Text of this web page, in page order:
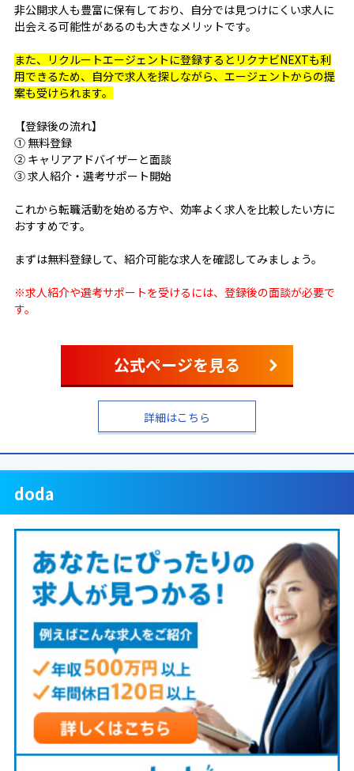
公式ページを見る
詳細はこちら
非公開求人も豊富に保有しており、自分では見つけにくい求人に
出会える可能性があるのも大きなメリットです。
また、リクルートエージェントに登録するとリクナビNEXTも利
用できるため、自分で求人を探しながら、エージェントからの提
案も受けられます。
【登録後の流れ】
① 無料登録
② キャリアアドバイザーと面談
③ 求人紹介・選考サポート開始
これから転職活動を始める方や、効率よく求人を比較したい方に
おすすめです。
まずは無料登録して、紹介可能な求人を確認してみましょう。
※求人紹介や選考サポートを受けるには、登録後の面談が必要で
す。
doda